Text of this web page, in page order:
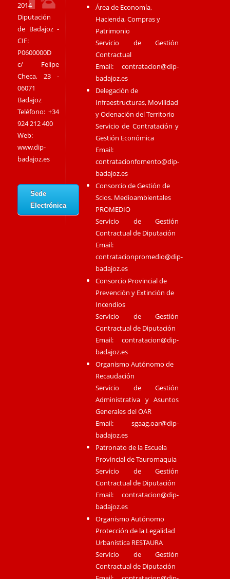
2014
Diputación
de Badajoz -
CIF:
P0600000D
c/ Felipe
Checa, 23 -
06071
Badajoz
Teléfono: +34
924 212 400
Web:
www.dip-
badajoz.es
Sede
Electrónica
Área de Economía,
Hacienda, Compras y
Patrimonio
Servicio de Gestión
Contractual
Email:contratacion@dip-
badajoz.es
Delegación de
Infraestructuras, Movilidad
y Odenación del Territorio
Servicio de Contratación y
Gestión Económica
Email:
contratacionfomento@dip-
badajoz.es
Consorcio de Gestión de
Scios. Medioambientales
PROMEDIO
Servicio de Gestión
Contractual de Diputación
Email:
contratacionpromedio@dip-
badajoz.es
Consorcio Provincial de
Prevención y Extinción de
Incendios
Servicio de Gestión
Contractual de Diputación
Email:contratacion@dip-
badajoz.es
Organismo Autónomo de
Recaudación
Servicio de Gestión
Administrativa y Asuntos
Generales del OAR
Email:sgaag.oar@dip-
badajoz.es
Patronato de la Escuela
Provincial de Tauromaquia
Servicio de Gestión
Contractual de Diputación
Email:contratacion@dip-
badajoz.es
Organismo Autónomo
Protección de la Legalidad
Urbanística RESTAURA
Servicio de Gestión
Contractual de Diputación